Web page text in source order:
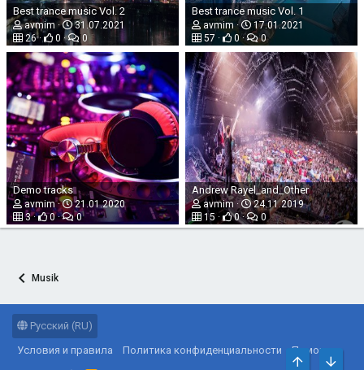
Best trance music Vol. 2
avmim
31.07.2021
26
0 0
Best trance music Vol. 1
avmim
17.01.2021
57
0 0
Demo tracks
avmim
21.01.2020
3
0 0
Andrew Rayel_and_Other
avmim
24.11.2019
15
0 0
Musik
Русский (RU)
Условия и правила
Политика конфиденциальности
Помощь